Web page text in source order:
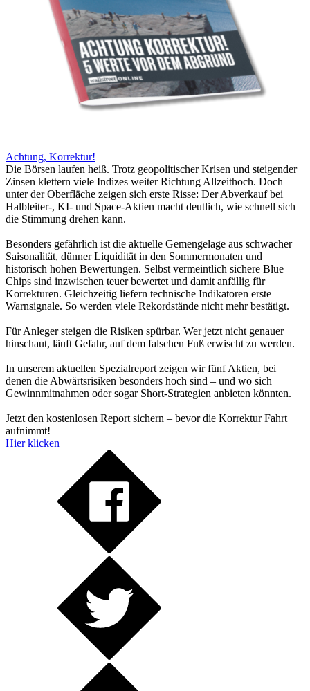
Achtung, Korrektur!
Die Börsen laufen heiß. Trotz geopolitischer Krisen und steigender
Zinsen klettern viele Indizes weiter Richtung Allzeithoch. Doch
unter der Oberfläche zeigen sich erste Risse: Der Abverkauf bei
Halbleiter-, KI- und Space-Aktien macht deutlich, wie schnell sich
die Stimmung drehen kann.
Besonders gefährlich ist die aktuelle Gemengelage aus schwacher
Saisonalität, dünner Liquidität in den Sommermonaten und
historisch hohen Bewertungen. Selbst vermeintlich sichere Blue
Chips sind inzwischen teuer bewertet und damit anfällig für
Korrekturen. Gleichzeitig liefern technische Indikatoren erste
Warnsignale. So werden viele Rekordstände nicht mehr bestätigt.
Für Anleger steigen die Risiken spürbar. Wer jetzt nicht genauer
hinschaut, läuft Gefahr, auf dem falschen Fuß erwischt zu werden.
In unserem aktuellen Spezialreport zeigen wir fünf Aktien, bei
denen die Abwärtsrisiken besonders hoch sind – und wo sich
Gewinnmitnahmen oder sogar Short-Strategien anbieten könnten.
Jetzt den kostenlosen Report sichern – bevor die Korrektur Fahrt
aufnimmt!
Hier klicken